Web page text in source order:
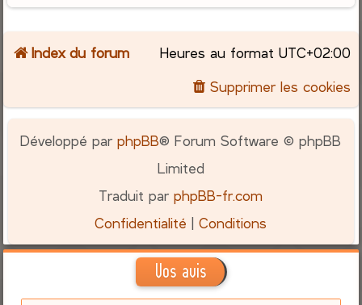
Index du forum Heures au format UTC+02:00
Supprimer les cookies
Développé parphpBB® Forum Software © phpBB
Limited
Traduit parphpBB-fr.com
Confidentialité |Conditions
Vos avis